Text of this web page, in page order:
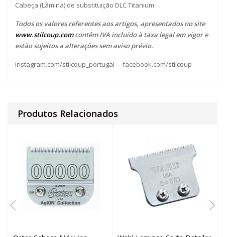
Cabeça (Lâmina) de substituição DLC Titanium.
Todos os valores referentes aos artigos, apresentados no site
www.stilcoup.comcontêm IVA incluído à taxa legal em vigor e
estão sujeitos a alterações sem aviso prévio.
instagram.com/stilcoup_portugal – facebook.com/stilcoup
Produtos Relacionados